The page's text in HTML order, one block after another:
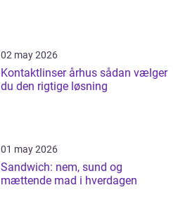
02 may 2026
Kontaktlinser århus sådan vælger
du den rigtige løsning
01 may 2026
Sandwich: nem, sund og
mættende mad i hverdagen